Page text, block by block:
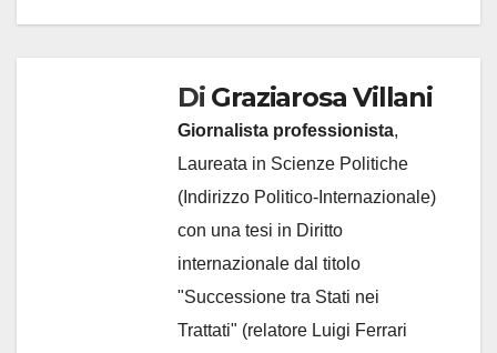
Di Graziarosa Villani
Giornalista professionista,
Laureata in Scienze Politiche
(Indirizzo Politico-Internazionale)
con una tesi in Diritto
internazionale dal titolo
"Successione tra Stati nei
Trattati" (relatore Luigi Ferrari